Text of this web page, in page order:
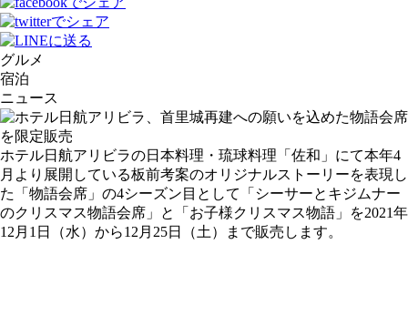
グルメ
宿泊
ニュース
ホテル日航アリビラの日本料理・琉球料理「佐和」にて本年4
月より展開している板前考案のオリジナルストーリーを表現し
た「物語会席」の4シーズン目として「シーサーとキジムナー
のクリスマス物語会席」と「お子様クリスマス物語」を2021年
12月1日（水）から12月25日（土）まで販売します。